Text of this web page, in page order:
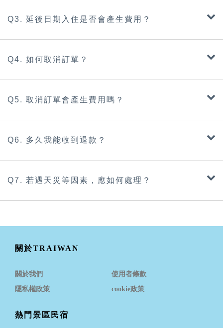
Q3. 延後日期入住是否會產生費用？
Q4. 如何取消訂單？
Q5. 取消訂單會產生費用嗎？
Q6. 多久我能收到退款？
Q7. 若遇天災等因素，應如何處理？
關於TRAIWAN
關於我們
使用者條款
隱私權政策
cookie政策
熱門景區民宿